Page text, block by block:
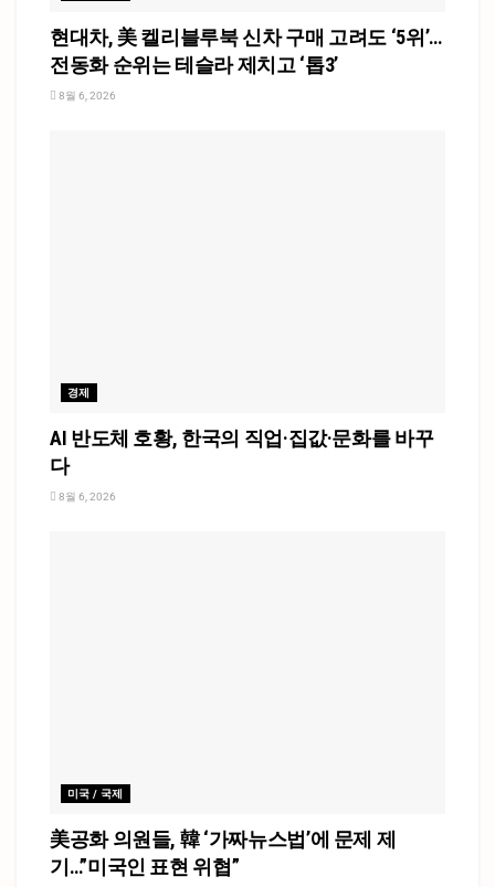
현대차, 美 켈리블루북 신차 구매 고려도 ‘5위’…
전동화 순위는 테슬라 제치고 ‘톱3’
8월 6, 2026
경제
AI 반도체 호황, 한국의 직업·집값·문화를 바꾸
다
8월 6, 2026
미국 / 국제
美공화 의원들, 韓 ‘가짜뉴스법’에 문제 제
기…”미국인 표현 위협”